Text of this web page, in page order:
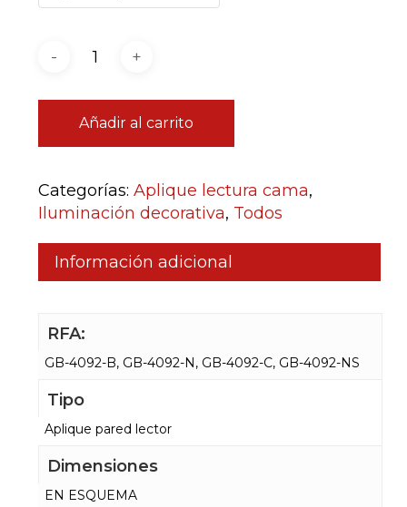
Añadir al carrito
Categorías: Aplique lectura cama,
Iluminación decorativa, Todos
Información adicional
RFA:
GB-4092-B, GB-4092-N, GB-4092-C, GB-4092-NS
Tipo
Aplique pared lector
Dimensiones
EN ESQUEMA